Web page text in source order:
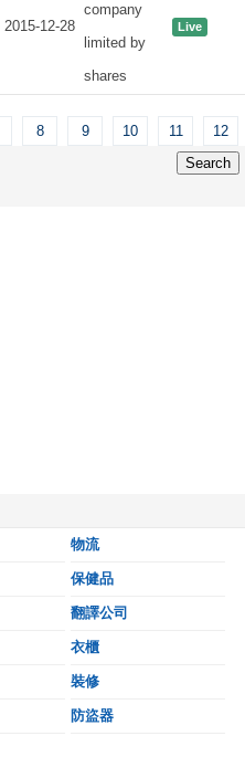
2015-12-28
company
limited by
shares
Live
8 9 10 11 12
物流
保健品
翻譯公司
衣櫃
裝修
防盜器